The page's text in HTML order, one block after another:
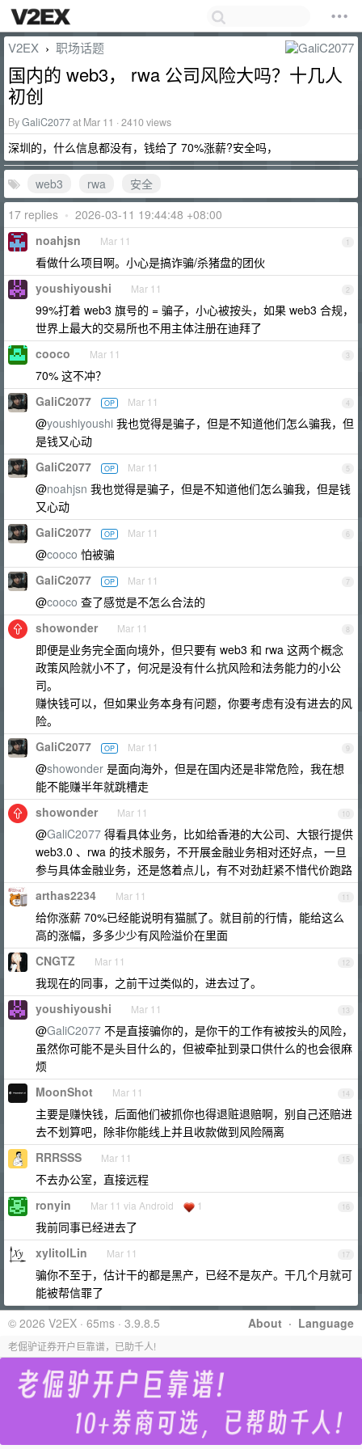
V2EX › 职场话题
国内的 web3， rwa 公司风险大吗？十几人
初创
ByGaliC2077at Mar 11 · 2410 views
深圳的，什么信息都没有，钱给了 70%涨薪?安全吗，
web3 rwa
安全
17 replies • 2026-03-11 19:44:48 +08:00
1
noahjsn Mar 11
看做什么项目啊。小心是搞诈骗/杀猪盘的团伙
2
youshiyoushi Mar 11
99%打着 web3 旗号的 = 骗子，小心被按头，如果 web3 合规，
世界上最大的交易所也不用主体注册在迪拜了
3
cooco Mar 11
70% 这不冲？
4
GaliC2077 OP Mar 11
@youshiyoushi 我也觉得是骗子，但是不知道他们怎么骗我，但
是钱又心动
5
GaliC2077 OP Mar 11
@noahjsn 我也觉得是骗子，但是不知道他们怎么骗我，但是钱
又心动
6
GaliC2077 OP Mar 11
@cooco 怕被骗
7
GaliC2077 OP Mar 11
@cooco 查了感觉是不怎么合法的
8
showonder Mar 11
即便是业务完全面向境外，但只要有 web3 和 rwa 这两个概念
政策风险就小不了，何况是没有什么抗风险和法务能力的小公
司。
赚快钱可以，但如果业务本身有问题，你要考虑有没有进去的风
险。
9
GaliC2077 OP Mar 11
@showonder 是面向海外，但是在国内还是非常危险，我在想
能不能赚半年就跳槽走
10
showonder Mar 11
@GaliC2077 得看具体业务，比如给香港的大公司、大银行提供
web3.0 、rwa 的技术服务，不开展金融业务相对还好点，一旦
参与具体金融业务，还是悠着点儿，有不对劲赶紧不惜代价跑路
11
arthas2234 Mar 11
给你涨薪 70%已经能说明有猫腻了。就目前的行情，能给这么
高的涨幅，多多少少有风险溢价在里面
12
CNGTZ Mar 11
我现在的同事，之前干过类似的，进去过了。
13
youshiyoushi Mar 11
@GaliC2077 不是直接骗你的，是你干的工作有被按头的风险，
虽然你可能不是头目什么的，但被牵扯到录口供什么的也会很麻
烦
14
MoonShot Mar 11
主要是赚快钱，后面他们被抓你也得退赃退赔啊，别自己还赔进
去不划算吧，除非你能线上并且收款做到风险隔离
15
RRRSSS Mar 11
不去办公室，直接远程
16
ronyin Mar 11 via Android 1
我前同事已经进去了
17
xylitolLin Mar 11
骗你不至于，估计干的都是黑产，已经不是灰产。干几个月就可
能被帮信罪了
About · Language
© 2026 V2EX · 65ms · 3.9.8.5
老倔驴证券开户巨靠谱，已助千人!